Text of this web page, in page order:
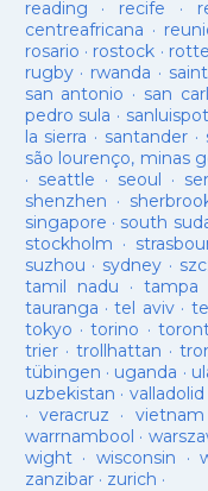
reading · recife ·
centreafricana ·
rosario · rostock ·
rugby· rwanda ·
san antonio · san
pedro sula ·
la sierra · santander ·
são lourenço, minas
· seattle · seoul ·
shenzhen ·
singapore · south
stockholm ·
suzhou · sydney ·
tamil nadu ·tampa
tauranga ·tel aviv·
tokyo ·torino ·
trier· trollhattan ·
tübingen · uganda ·
uzbekistan · valladolid
· veracruz · vietnam
warrnambool ·
wight· wisconsin ·
zanzibar· zurich ·